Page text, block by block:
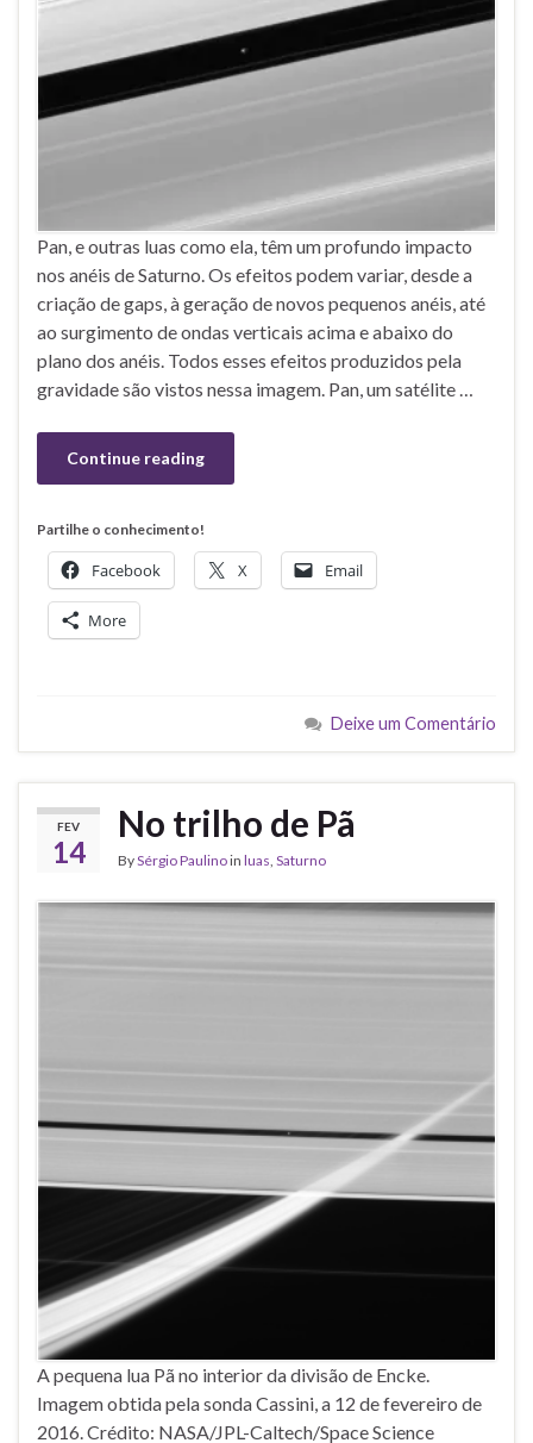
Pan, e outras luas como ela, têm um profundo impacto
nos anéis de Saturno. Os efeitos podem variar, desde a
criação de gaps, à geração de novos pequenos anéis, até
ao surgimento de ondas verticais acima e abaixo do
plano dos anéis. Todos esses efeitos produzidos pela
gravidade são vistos nessa imagem. Pan, um satélite …
Continue reading
Partilhe o conhecimento!
Facebook X Email
More
Deixe um Comentário
FEV
14
No trilho de Pã
BySérgio Paulinoin luas, Saturno
A pequena lua Pã no interior da divisão de Encke.
Imagem obtida pela sonda Cassini, a 12 de fevereiro de
2016. Crédito: NASA/JPL-Caltech/Space Science